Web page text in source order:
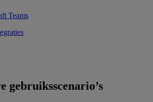
Teams
gebruiksscenario’s